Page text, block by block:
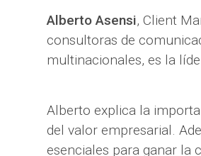
Alberto Asensi, Client
consultoras de
multinacionales, es la
Alberto explica la
del valor empresarial.
esenciales para ganar la